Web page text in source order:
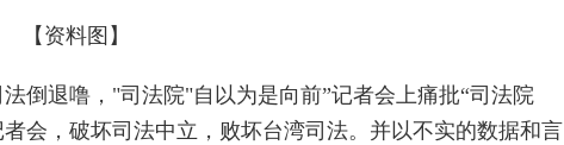
【资料图】
倒退噜，"司法院"自以为是向前”记者会上痛批“司法院
会，破坏司法中立，败坏台湾司法。并以不实的数据和言